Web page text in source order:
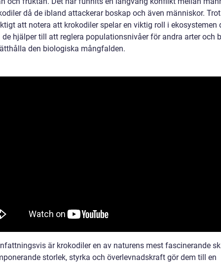
då de ibland attackerar boskap och även människor.
att notera att krokodiler spelar en viktig roll i ekosystemen
de hjälper till att reglera populationsnivåer för andra arter och
den biologiska mångfalden.
är krokodiler en av naturens mest fascinerande
storlek, styrka och överlevnadskraft gör dem till en